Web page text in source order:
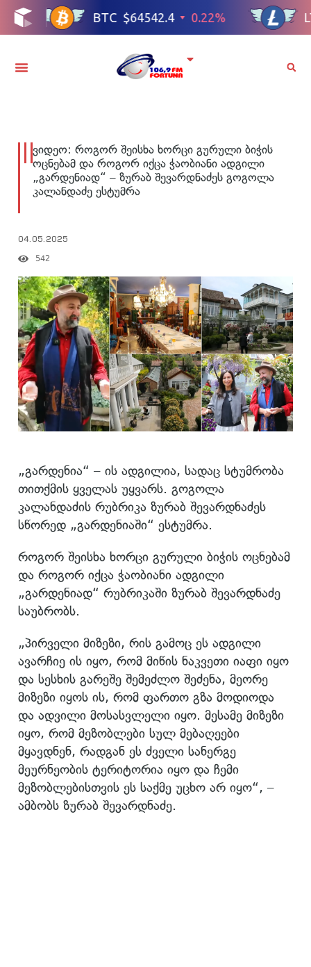
ვიდეო: როგორ შეისხა ხორცი გურული ბიჭის
ოცნებამ და როგორ იქცა ჭაობიანი ადგილი
„გარდენიად“ – ზურაბ შევარდნაძეს გოგოლა
კალანდაძე ესტუმრა
04.05.2025
542
„გარდენია“ – ის ადგილია, სადაც სტუმრობა
თითქმის ყველას უყვარს. გოგოლა
კალანდაძის რუბრიკა ზურაბ შევარდნაძეს
სწორედ „გარდენიაში“ ესტუმრა.
როგორ შეისხა ხორცი გურული ბიჭის ოცნებამ
და როგორ იქცა ჭაობიანი ადგილი
„გარდენიად“ რუბრიკაში ზურაბ შევარდნაძე
საუბრობს.
„პირველი მიზეზი, რის გამოც ეს ადგილი
ავარჩიე ის იყო, რომ მიწის ნაკვეთი იაფი იყო
და სესხის გარეშე შემეძლო შეძენა, მეორე
მიზეზი იყოს ის, რომ ფართო გზა მოდიოდა
და ადვილი მოსასვლელი იყო. მესამე მიზეზი
იყო, რომ მეზობლები სულ მებაღეები
მყავდნენ, რადგან ეს ძველი სანერგე
მეურნეობის ტერიტორია იყო და ჩემი
მეზობლებისთვის ეს საქმე უცხო არ იყო“, –
ამბობს ზურაბ შევარდნაძე.